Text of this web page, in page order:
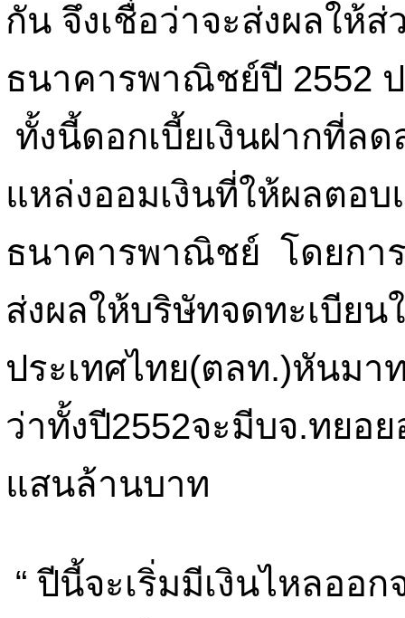
กัน จึงเชื่อว่าจะส่งผลให้
ธนาคารพาณิชย์ปี 2552
ทั้งนี้ดอกเบี้ยเงินฝากที่ลด
แหล่งออมเงินที่ให้ผลตอ
ธนาคารพาณิชย์ โดยกา
ส่งผลให้บริษัทจดทะเบีย
ประเทศไทย(ตลท.)หันม
ว่าทั้งปี2552จะมีบจ.ทยอ
แสนล้านบาท
“ ปีนี้จะเริ่มมีเงินไหลออ